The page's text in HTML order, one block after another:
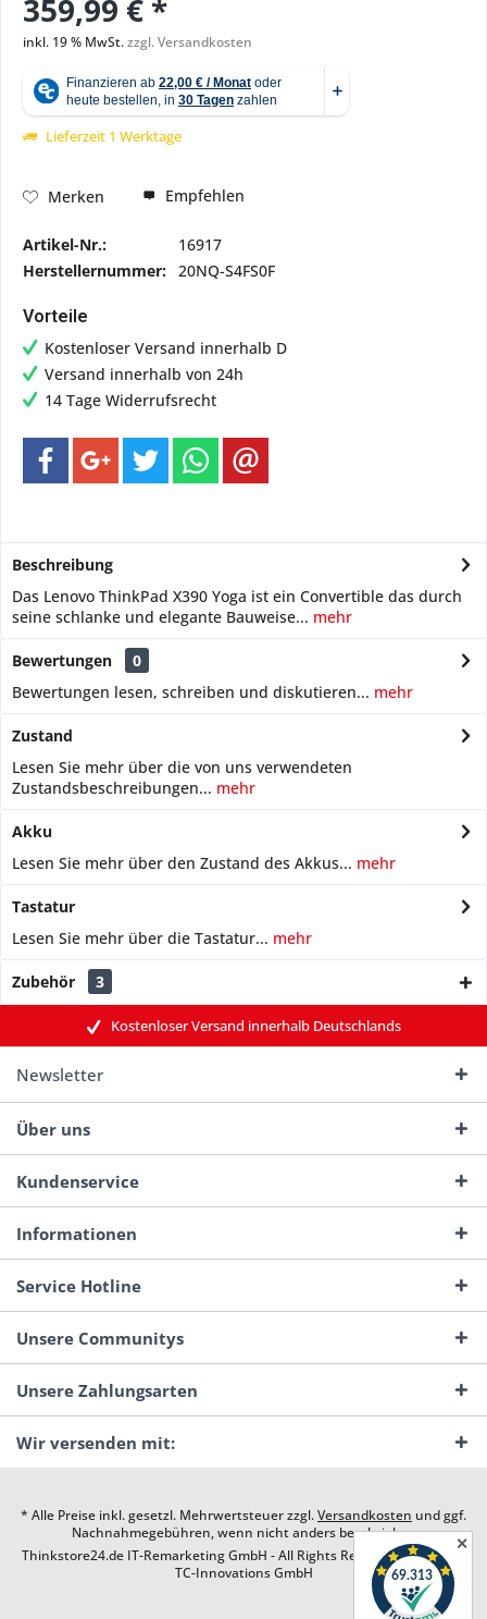
359,99 € *
inkl. 19 % MwSt.zzgl. Versandkosten
Lieferzeit 1 Werktage
Merken Empfehlen
Artikel-Nr.:
16917
Herstellernummer: 20NQ-S4FS0F
Vorteile
Kostenloser Versand innerhalb D
Versand innerhalb von 24h
14 Tage Widerrufsrecht
Beschreibung
Das Lenovo ThinkPad X390 Yoga ist ein Convertible das durch
seine schlanke und elegante Bauweise... mehr
Bewertungen
0
Bewertungen lesen, schreiben und diskutieren... mehr
Zustand
Lesen Sie mehr über die von uns verwendeten
Zustandsbeschreibungen... mehr
Akku
Lesen Sie mehr über den Zustand des Akkus... mehr
Tastatur
Lesen Sie mehr über die Tastatur... mehr
Zubehör 3
Kostenloser Versand innerhalb Deutschlands
Newsletter
Über uns
Kundenservice
Informationen
Service Hotline
Unsere Communitys
Unsere Zahlungsarten
Wir versenden mit:
* Alle Preise inkl. gesetzl. Mehrwertsteuer zzgl.Versandkosten und ggf.
Nachnahmegebühren, wenn nicht anders beschrieben
Thinkstore24.de IT-Remarketing GmbH - All Rights Reserved. Design by
TC-Innovations GmbH
✕